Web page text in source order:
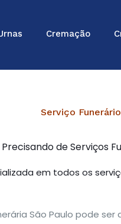
Cremação
Serviço
Precisando de Serviços
em todos os
São Paulo pode